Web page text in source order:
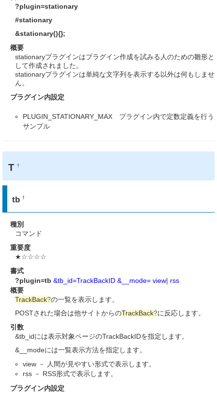
?plugin=stationary
#stationary
&stationary(){};
概要
stationaryプラグインはプラグイン作成を試みる人のための雛形と
して作成されました。
stationaryプラグインは単純な文字列を表示する以外は何もしませ
ん。
プラグイン内設定
PLUGIN_STATIONARY_MAX プラグイン内で定数定義を行う
サンプル
T†
tb†
種別
コマンド
重要度
★☆☆☆☆
書式
?plugin=tb &tb_id=TrackBackID &__mode= view| rss
概要
TrackBack?の一覧を表示します。
POSTされた場合は他サイトからのTrackBack?に反応します。
引数
&tb_idには表示対象ページのTrackBackIDを指定します。
&__modeには一覧表示方法を指定します。
view － 人間が見やすい形式で表示します。
rss － RSS形式で表示します。
プラグイン内設定